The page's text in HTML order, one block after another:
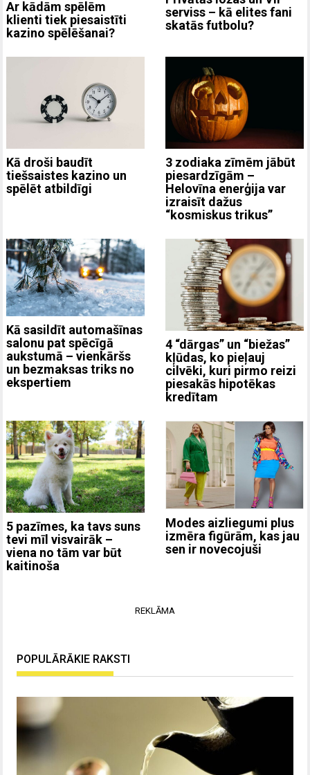
Ar kādām spēlēm
klienti tiek piesaistīti
kazino spēlēšanai?
serviss – kā elites fani
skatās futbolu?
Kā droši baudīt
tiešsaistes kazino un
spēlēt atbildīgi
3 zodiaka zīmēm jābūt
piesardzīgām –
Helovīna enerģija var
izraisīt dažus
“kosmiskus trikus”
Kā sasildīt automašīnas
salonu pat spēcīgā
aukstumā – vienkāršs
un bezmaksas triks no
ekspertiem
4 “dārgas” un “biežas”
kļūdas, ko pieļauj
cilvēki, kuri pirmo reizi
piesakās hipotēkas
kredītam
5 pazīmes, ka tavs suns
tevi mīl visvairāk –
viena no tām var būt
kaitinoša
Modes aizliegumi plus
izmēra figūrām, kas jau
sen ir novecojuši
REKLĀMA
POPULĀRĀKIE RAKSTI